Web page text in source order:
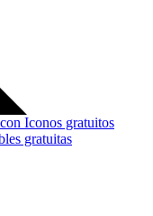
Iconos gratuitos
gratuitas